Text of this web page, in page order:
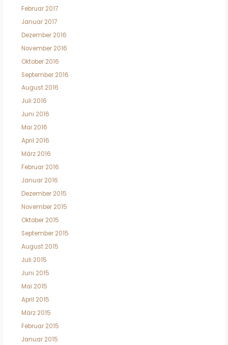
Februar 2017
Januar 2017
Dezember 2016
November 2016
Oktober 2016
September 2016
August 2016
Juli 2016
Juni 2016
Mai 2016
April 2016
März 2016
Februar 2016
Januar 2016
Dezember 2015
November 2015
Oktober 2015
September 2015
August 2015
Juli 2015
Juni 2015
Mai 2015
April 2015
März 2015
Februar 2015
Januar 2015